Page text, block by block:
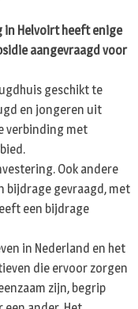
in Helvoirt heeft enige
aangevraagd voor
geschikt te
en jongeren uit
verbinding met
Ook andere
bijdrage gevraagd, met
een bijdrage
in Nederland en het
die ervoor zorgen
zijn, begrip